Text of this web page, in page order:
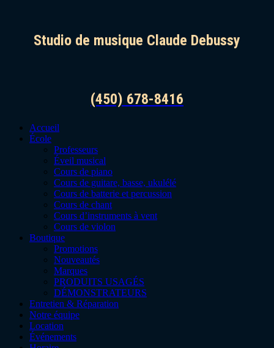
Studio de musique Claude Debussy
(450) 678-8416
Accueil
École
Professeurs
Éveil musical
Cours de piano
Cours de guitare, basse, ukulélé
Cours de batterie et percussion
Cours de chant
Cours d’instruments à vent
Cours de violon
Boutique
Promotions
Nouveautés
Marques
PRODUITS USAGÉS
DÉMONSTRATEURS
Entretien & Réparation
Notre équipe
Location
Événements